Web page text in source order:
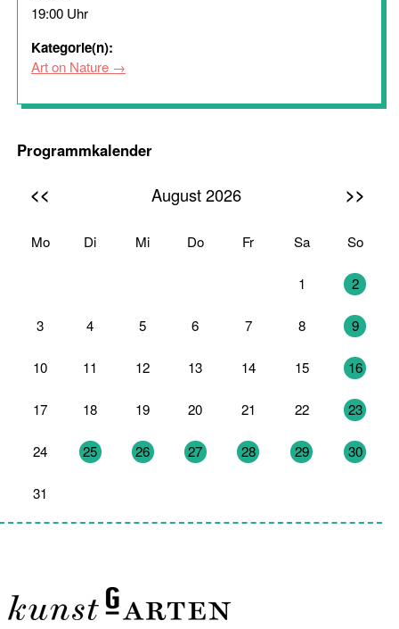
19:00 Uhr
Kategorie(n):
Art on Nature
Programmkalender
<< August 2026 >>
Mo Di Mi Do Fr Sa So
1 2
3 4 5 6 7 8 9
10 11 12 13 14 15 16
17 18 19 20 21 22 23
24 25 26 27 28 29 30
31